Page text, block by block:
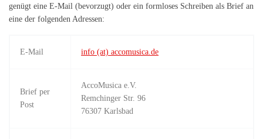
genügt eine E-Mail (bevorzugt) oder ein formloses Schreiben als Brief an
eine der folgenden Adressen:
E-Mail info (at) accomusica.de
Brief per
Post
AccoMusica e.V.
Remchinger Str. 96
76307 Karlsbad